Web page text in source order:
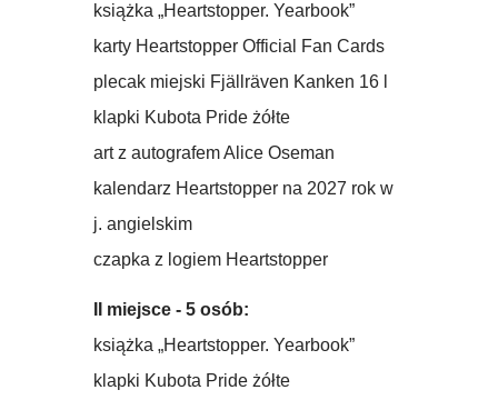
książka „Heartstopper. Yearbook”
karty Heartstopper Official Fan Cards
plecak miejski Fjällräven Kanken 16 l
klapki Kubota Pride żółte
art z autografem Alice Oseman
kalendarz Heartstopper na 2027 rok w
j. angielskim
czapka z logiem Heartstopper
II miejsce - 5 osób:
książka „Heartstopper. Yearbook”
klapki Kubota Pride żółte